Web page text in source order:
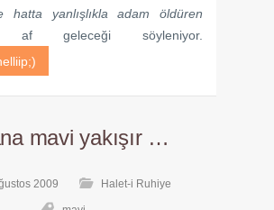
yanlışlıkla adam öldüren
geleceği söyleniyor.
mavi yakışır …
2009 Halet-i Ruhiye